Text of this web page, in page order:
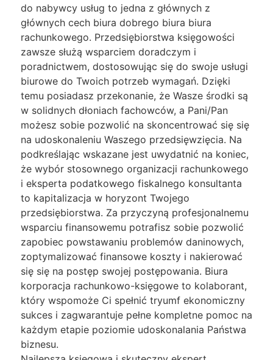
do nabywcy usług to jedna z głównych z
głównych cech biura dobrego biura biura
rachunkowego. Przedsiębiorstwa księgowości
zawsze służą wsparciem doradczym i
poradnictwem, dostosowując się do swoje usługi
biurowe do Twoich potrzeb wymagań. Dzięki
temu posiadasz przekonanie, że Wasze środki są
w solidnych dłoniach fachowców, a Pani/Pan
możesz sobie pozwolić na skoncentrować się się
na udoskonaleniu Waszego przedsięwzięcia. Na
podkreślając wskazane jest uwydatnić na koniec,
że wybór stosownego organizacji rachunkowego
i eksperta podatkowego fiskalnego konsultanta
to kapitalizacja w horyzont Twojego
przedsiębiorstwa. Za przyczyną profesjonalnemu
wsparciu finansowemu potrafisz sobie pozwolić
zapobiec powstawaniu problemów daninowych,
zoptymalizować finansowe koszty i nakierować
się się na postęp swojej postępowania. Biura
korporacja rachunkowo-księgowe to kolaborant,
który wspomoże Ci spełnić tryumf ekonomiczny
sukces i zagwarantuje pełne kompletne pomoc na
każdym etapie poziomie udoskonalania Państwa
biznesu.